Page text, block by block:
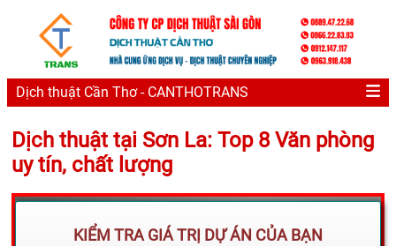
Dịch thuật Cần Thơ - CANTHOTRANS
Dịch thuật tại Sơn La: Top 8 Văn phòng
uy tín, chất lượng
KIỂM TRA GIÁ TRỊ DỰ ÁN CỦA BẠN